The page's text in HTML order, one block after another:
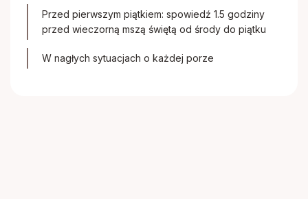
Przed pierwszym piątkiem: spowiedź 1.5 godziny
przed wieczorną mszą świętą od środy do piątku
W nagłych sytuacjach o każdej porze